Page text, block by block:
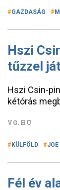
GAZDASÁG
Hszi
tűzzel
Hszi Csin-
kétórás
VG.HU
KÜLFÖLD JOE
Fél év